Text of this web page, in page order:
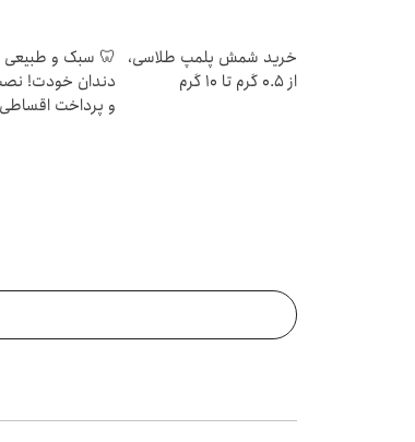
خرید شمش پلمپ طلاسی،
از ۰.۵ گرم تا ۱۰ گرم
🦷 سبک و طبیعی
دندان خودت!
و پرداخت